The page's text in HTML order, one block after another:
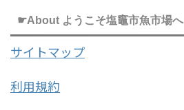
☛About ようこそ塩竈市魚市場へ
サイトマップ
利用規約